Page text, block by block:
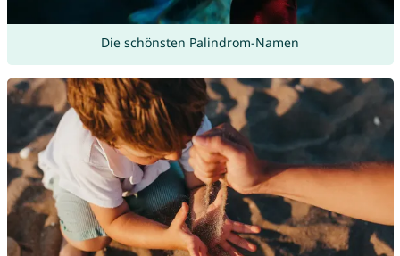
Die schönsten Palindrom-Namen